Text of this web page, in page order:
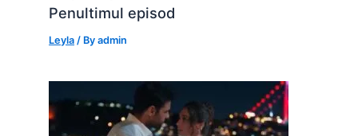
Penultimul episod
Leyla / Byadmin